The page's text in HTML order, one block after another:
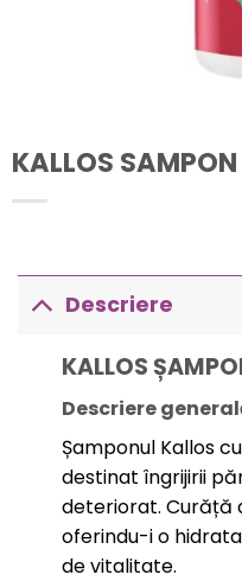
KALLOS
Descriere
KALLOS
Descriere
Șamponul Kallos
destinat îngrijirii
deteriorat. Curăță
oferindu-i o
de vitalitate.